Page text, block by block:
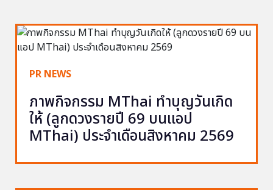
PR NEWS
ภาพกิจกรรม MThai ทำบุญวันเกิด
ให้ (ลูกดวงรายปี 69 บนแอป
MThai) ประจำเดือนสิงหาคม 2569